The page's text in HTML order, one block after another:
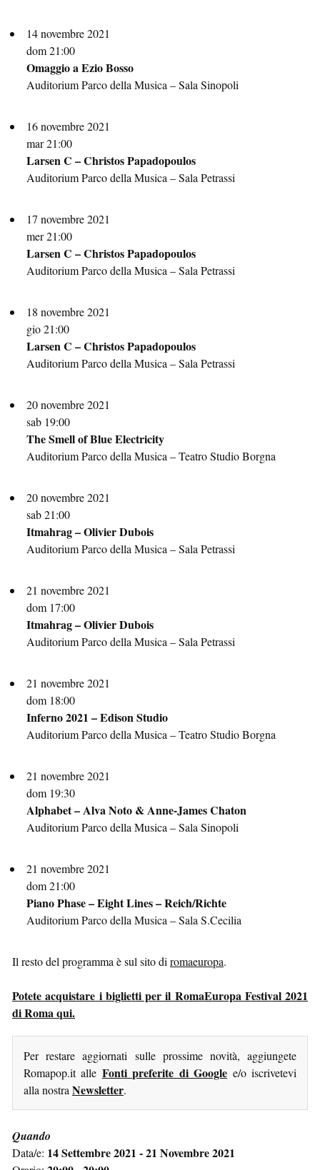
14 novembre 2021
dom 21:00
Omaggio a Ezio Bosso
Auditorium Parco della Musica – Sala Sinopoli
16 novembre 2021
mar 21:00
Larsen C – Christos Papadopoulos
Auditorium Parco della Musica – Sala Petrassi
17 novembre 2021
mer 21:00
Larsen C – Christos Papadopoulos
Auditorium Parco della Musica – Sala Petrassi
18 novembre 2021
gio 21:00
Larsen C – Christos Papadopoulos
Auditorium Parco della Musica – Sala Petrassi
20 novembre 2021
sab 19:00
The Smell of Blue Electricity
Auditorium Parco della Musica – Teatro Studio Borgna
20 novembre 2021
sab 21:00
Itmahrag – Olivier Dubois
Auditorium Parco della Musica – Sala Petrassi
21 novembre 2021
dom 17:00
Itmahrag – Olivier Dubois
Auditorium Parco della Musica – Sala Petrassi
21 novembre 2021
dom 18:00
Inferno 2021 – Edison Studio
Auditorium Parco della Musica – Teatro Studio Borgna
21 novembre 2021
dom 19:30
Alphabet – Alva Noto & Anne-James Chaton
Auditorium Parco della Musica – Sala Sinopoli
21 novembre 2021
dom 21:00
Piano Phase – Eight Lines – Reich/Richte
Auditorium Parco della Musica – Sala S.Cecilia
Il resto del programma è sul sito di romaeuropa.
Potete acquistare i biglietti per il RomaEuropa Festival 2021
di Roma qui.
Per restare aggiornati sulle prossime novità, aggiungete
Romapop.it alle Fonti preferite di Google e/o iscrivetevi
alla nostra Newsletter.
Quando
Data/e: 14 Settembre 2021 - 21 Novembre 2021